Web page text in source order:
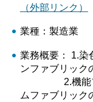
（外部リンク）
業種：製造業
業務概要： 1.染
ンファブリック
2.機能フィ
ムファブリック